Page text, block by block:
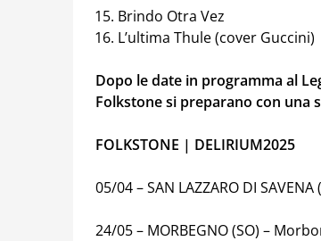
Brindo Otra Vez
L’ultima Thule (cover Guccini)
Dopo le date in programma al
Folkstone si preparano con una
FOLKSTONE | DELIRIUM2025
05/04 – SAN LAZZARO DI
24/05 – MORBEGNO (SO) –